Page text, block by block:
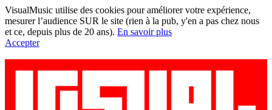
VisualMusic utilise des cookies pour améliorer votre expérience,
mesurer l’audience SUR le site (rien à la pub, y'en a pas chez nous
et ce, depuis plus de 20 ans). En savoir plus
Accepter